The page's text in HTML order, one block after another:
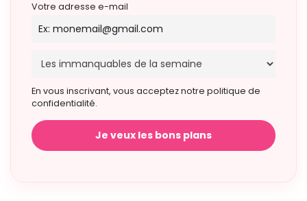
Votre adresse e-mail
En vous inscrivant, vous acceptez notre politique de
confidentialité.